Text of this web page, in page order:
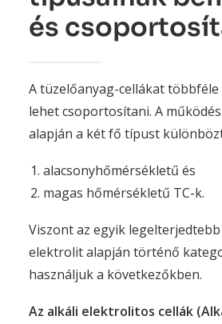
és
A tüzelőanyag-cellákat
lehet csoportosítani. A
alapján a két fő típust
alacsonyhőmérsékletű és
magas hőmérsékletű TC-k.
Viszont az egyik
elektrolit alapján történő
használjuk a következőkben.
Az alkáli elektrolitos cellák